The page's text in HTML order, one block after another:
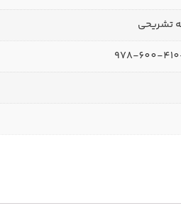
تشریحی
978-600-